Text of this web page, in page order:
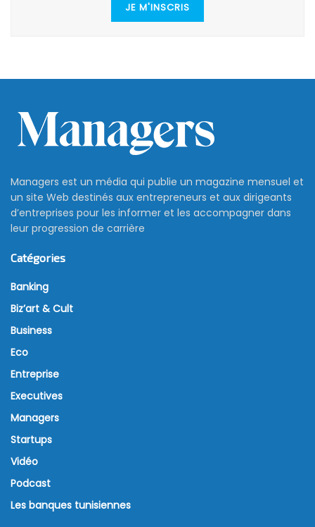
JE M'INSCRIS
Managers est un média qui publie un magazine mensuel et
un site Web destinés aux entrepreneurs et aux dirigeants
d’entreprises pour les informer et les accompagner dans
leur progression de carrière
Catégories
Banking
Biz’art & Cult
Business
Eco
Entreprise
Executives
Managers
Startups
Vidéo
Podcast
Les banques tunisiennes